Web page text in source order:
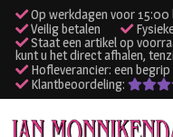
Op werkdagen voor
Veilig betalen
Staat een artikel op
kunt u het direct afhalen,
Hofleverancier: een
Klantbeoordeling:
Ga
Ga